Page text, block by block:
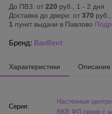
До ПВЗ: от 220 руб., 1 - 2 дня
Доставка до двери: от 370
1 пункт выдачи в Павлово
Бренд: ВанВент
Характеристики Описание
Серия:
Настенные
ВКВ ФП серии с